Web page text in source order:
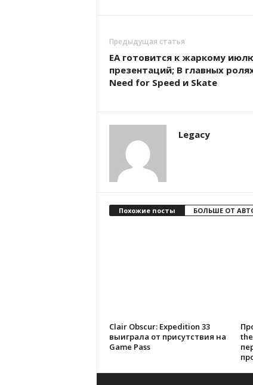
Предыдущая статья
EA готовится к жаркому
презентаций; В главных
Need for Speed ​​и Skate
Legacy
Похожие посты БОЛЬШЕ ОТ
Clair Obscur: Expedition 33
выиграла от присутствия на
Game Pass